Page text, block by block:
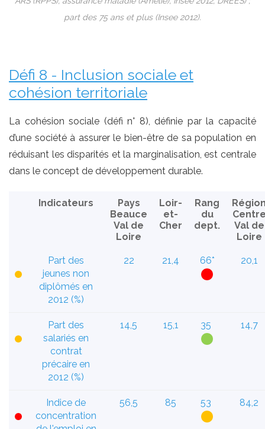
part des 75 ans et plus (Insee 2012).
Défi 8 - Inclusion sociale et
cohésion territoriale
La cohésion sociale (défi n° 8), définie par la capacité
d’une société à assurer le bien-être de sa population en
réduisant les disparités et la marginalisation, est centrale
dans le concept de développement durable.
Indicateurs
Pays
Beauce
Val de
Loire
Loir-
et-
Cher
Rang
du
dept.
Val de
Loire
Part des
jeunes non
diplômés en
2012 (%)
22 21,4 66* 20,1
Part des
salariés en
contrat
précaire en
2012 (%)
14,5 15,1 35 14,7
Indice de
concentration
56,5 85 53 84,2